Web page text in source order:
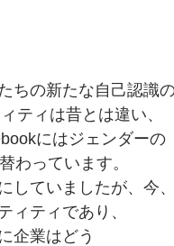
ちの新たな自己認識
ティは昔とは違い、
にはジェンダーの
わっています。
していましたが、 今、
ィティであり、
企業は どう